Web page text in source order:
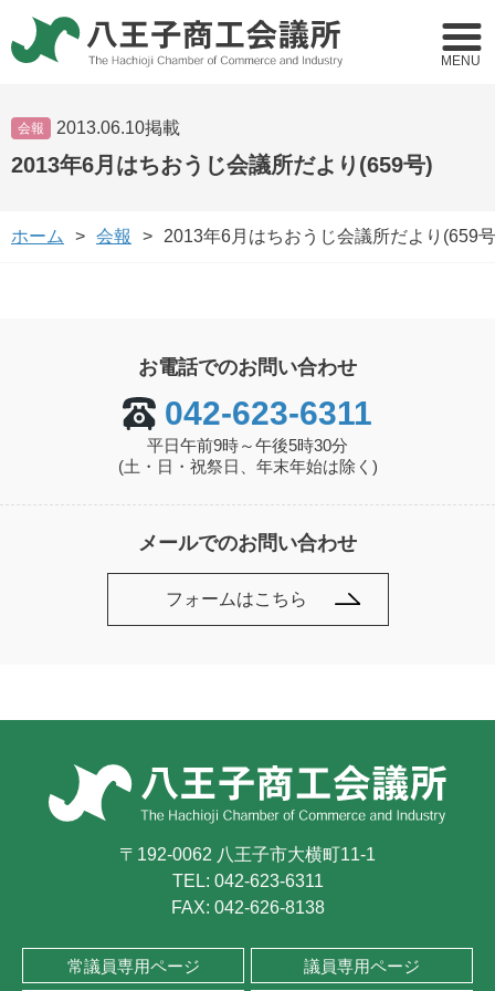
MENU
会報 2013.06.10掲載
2013年6月はちおうじ会議所だより(659号)
ホーム 会報 2013年6月はちおうじ会議所だより(659
お電話でのお問い合わせ
042-623-6311
平日午前9時～午後5時30分
(土・日・祝祭日、年末年始は除く)
メールでのお問い合わせ
フォームはこちら
〒192-0062 八王子市大横町11-1
TEL: 042-623-6311
FAX: 042-626-8138
常議員専用ページ 議員専用ページ